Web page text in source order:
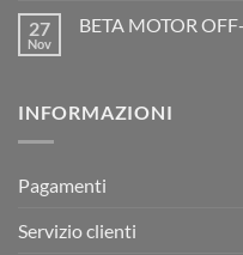
è
arrivata
Motocross
èBeta
27
Nov
BETA MOTOR
MOTOR
INFORMAZIONI
Pagamenti
Servizio clienti